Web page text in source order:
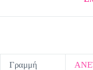
Γραμμή